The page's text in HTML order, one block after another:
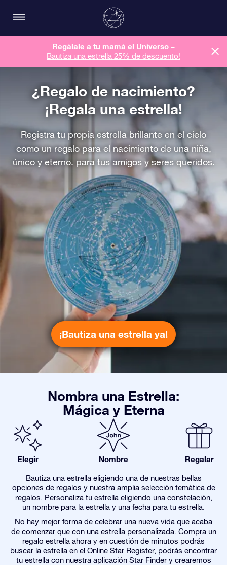
Regálale a tu mamá el Universo –
Bautiza una estrella 25% de descuento!
¿Regalo de nacimiento?
¡Regala una estrella!
Registra tu propia estrella brillante en el cielo
como un regalo para el nacimiento de una niña,
único y eterno. para tus amigos y seres queridos.
¡Bautiza una estrella ya!
Nombra una Estrella:
Mágica y Eterna
Elegir Nombre Regalar
Bautiza una estrella eligiendo una de nuestras bellas
opciones de regalos y nuestra amplia selección temática de
regalos. Personaliza tu estrella eligiendo una constelación,
un nombre para la estrella y una fecha para tu estrella.
No hay mejor forma de celebrar una nueva vida que acaba
de comenzar que con una estrella personalizada. Compra un
regalo estrella ahora y en cuestión de minutos podrás
buscar la estrella en el Online Star Register, podrás encontrar
tu estrella con nuestra aplicación Star Finder y crearemos